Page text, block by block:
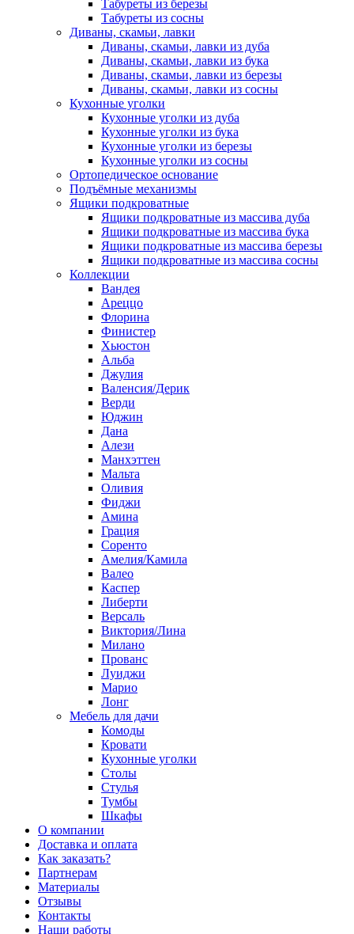
Табуреты из березы
Табуреты из сосны
Диваны, скамьи, лавки
Диваны, скамьи, лавки из дуба
Диваны, скамьи, лавки из бука
Диваны, скамьи, лавки из березы
Диваны, скамьи, лавки из сосны
Кухонные уголки
Кухонные уголки из дуба
Кухонные уголки из бука
Кухонные уголки из березы
Кухонные уголки из сосны
Ортопедическое основание
Подъёмные механизмы
Ящики подкроватные
Ящики подкроватные из массива дуба
Ящики подкроватные из массива бука
Ящики подкроватные из массива березы
Ящики подкроватные из массива сосны
Коллекции
Вандея
Ареццо
Флорина
Финистер
Хьюстон
Альба
Джулия
Валенсия/Дерик
Верди
Юджин
Дана
Алези
Манхэттен
Мальта
Оливия
Фиджи
Амина
Грация
Соренто
Амелия/Камила
Валео
Каспер
Либерти
Версаль
Виктория/Лина
Милано
Прованс
Луиджи
Марио
Лонг
Мебель для дачи
Комоды
Кровати
Кухонные уголки
Столы
Стулья
Тумбы
Шкафы
О компании
Доставка и оплата
Как заказать?
Партнерам
Материалы
Отзывы
Контакты
Наши работы